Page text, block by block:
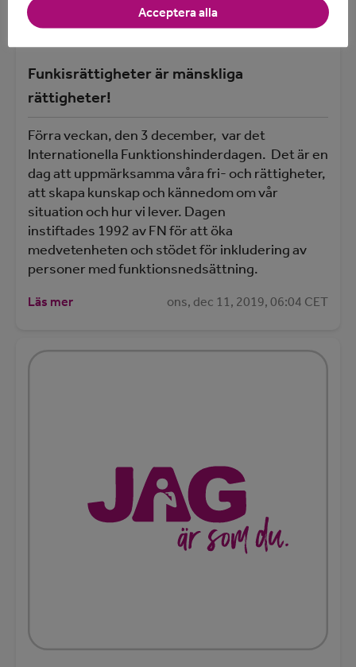
Funkisrättigheter är mänskliga
rättigheter!
Förra veckan, den 3 december, var det
Internationella Funktionshinderdagen. Det är en
dag att uppmärksamma våra fri- och rättigheter,
att skapa kunskap och kännedom om vår
situation och hur vi lever. Dagen
instiftades 1992 av FN för att öka
medvetenheten och stödet för inkludering av
personer med funktionsnedsättning.
Läs mer ons, dec 11, 2019, 06:04 CET
Acceptera alla